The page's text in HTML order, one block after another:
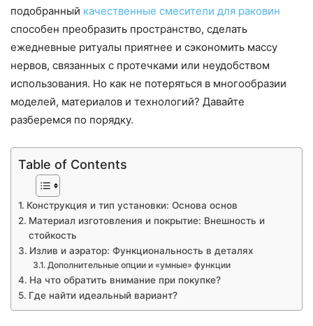
подобранный качественные смесители для раковин
способен преобразить пространство, сделать
ежедневные ритуалы приятнее и сэкономить массу
нервов, связанных с протечками или неудобством
использования. Но как не потеряться в многообразии
моделей, материалов и технологий? Давайте
разберемся по порядку.
Table of Contents
Конструкция и тип установки: Основа основ
Материал изготовления и покрытие: Внешность и
стойкость
Излив и аэратор: Функциональность в деталях
Дополнительные опции и «умные» функции
На что обратить внимание при покупке?
Где найти идеальный вариант?